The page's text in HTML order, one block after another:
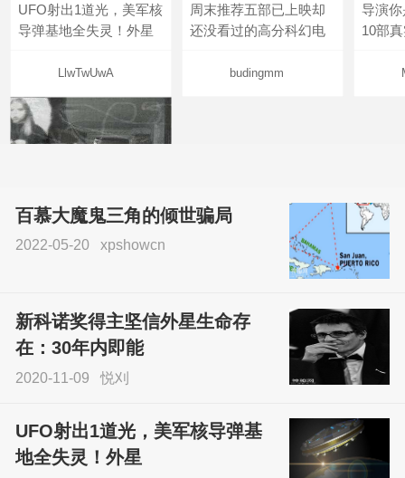
UFO射出1道光，美军核
导弹基地全失灵！外星
LlwTwUwA
周末推荐五部已上映却
还没看过的高分科幻电
budingmm
导演
10部
sskfn
百慕大魔鬼三角的倾世骗局
2022-05-20 xpshowcn
新科诺奖得主坚信外星生命存
在：30年内即能
2020-11-09 悦刈
UFO射出1道光，美军核导弹基
地全失灵！外星